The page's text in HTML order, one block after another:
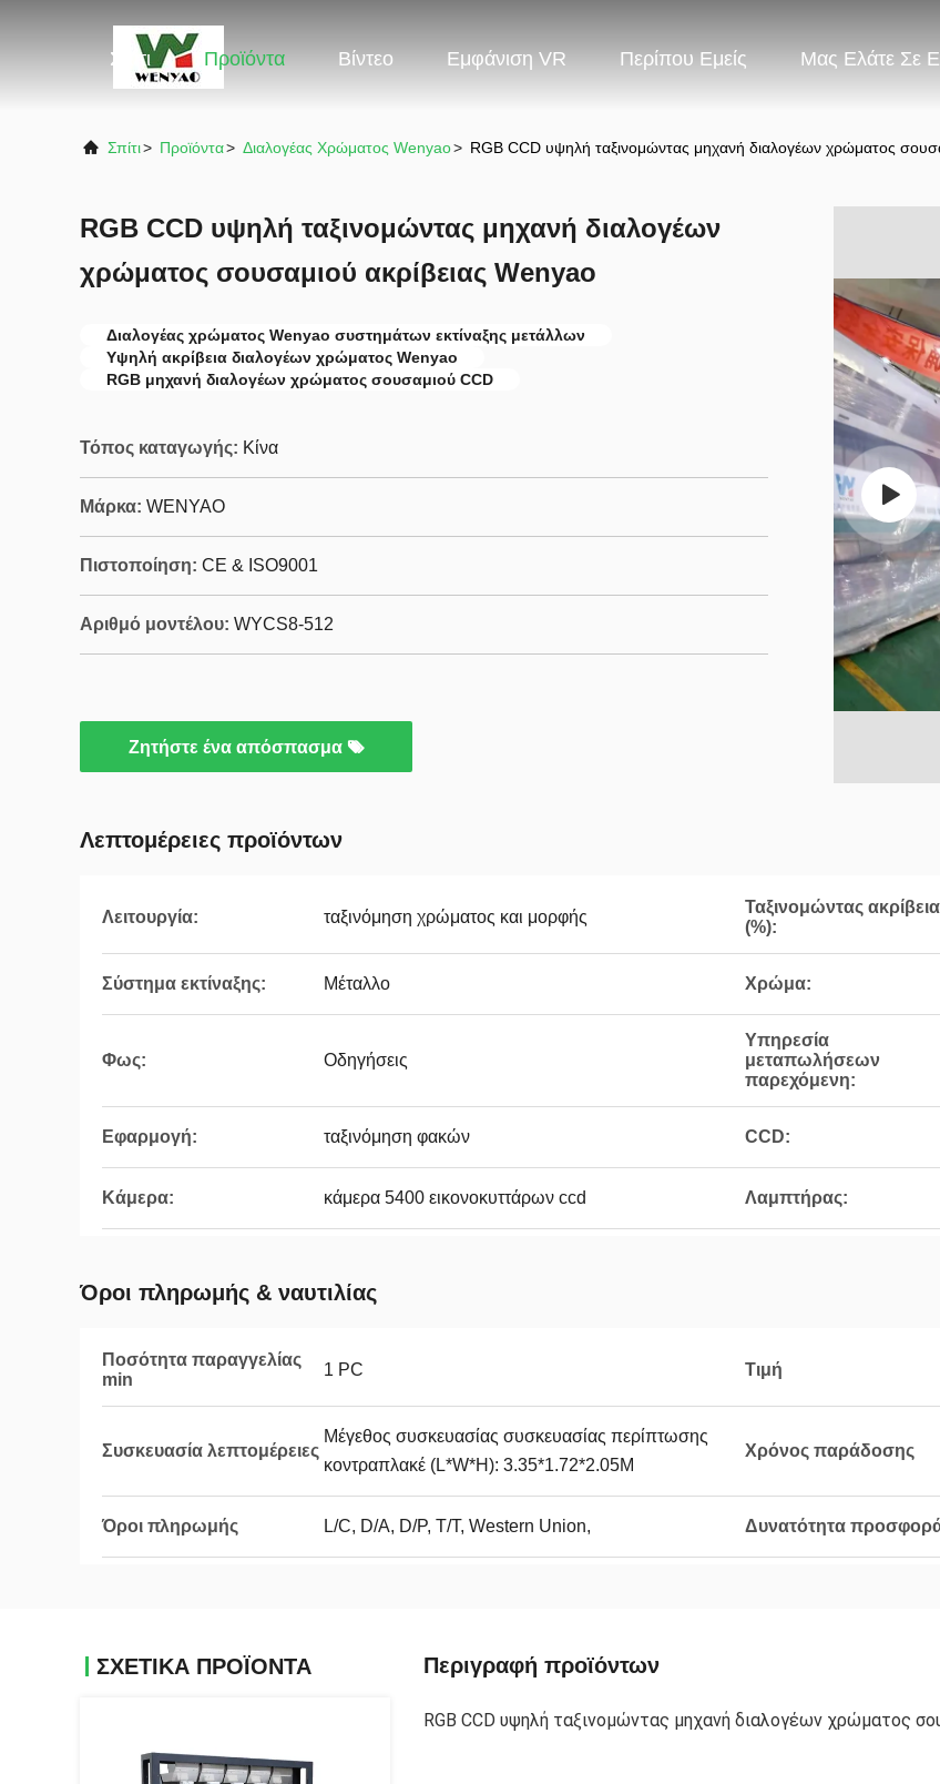
Σπίτι Προϊόντα Βίντεο Εμφάνιση VR Περίπου Εμείς Μας Ελάτε Σε
Σπίτι> Προϊόντα> Διαλογέας Χρώματος Wenyao> RGB CCD υψηλή ταξινομώντας μηχανή διαλογέων χρώματος
RGB CCD υψηλή ταξινομώντας μηχανή διαλογέων
χρώματος σουσαμιού ακρίβειας Wenyao
Διαλογέας χρώματος Wenyao συστημάτων εκτίναξης μετάλλων
Υψηλή ακρίβεια διαλογέων χρώματος Wenyao
RGB μηχανή διαλογέων χρώματος σουσαμιού CCD
Τόπος καταγωγής: Κίνα
Μάρκα: WENYAO
Πιστοποίηση: CE & ISO9001
Αριθμό μοντέλου: WYCS8-512
Ζητήστε ένα απόσπασμα
Λεπτομέρειες προϊόντων
Λειτουργία: ταξινόμηση χρώματος και μορφής
Ταξινομώντας ακρίβεια
(%):
Σύστημα εκτίναξης: Μέταλλο Χρώμα:
Φως: Οδηγήσεις
Υπηρεσία
μεταπωλήσεων
παρεχόμενη:
Εφαρμογή: ταξινόμηση φακών CCD:
Κάμερα: κάμερα 5400 εικονοκυττάρων ccd Λαμπτήρας:
Όροι πληρωμής & ναυτιλίας
Ποσότητα παραγγελίας
min
1 PC Τιμή
Συσκευασία λεπτομέρειες
Μέγεθος συσκευασίας συσκευασίας περίπτωσης
κοντραπλακέ (L*W*H): 3.35*1.72*2.05M
Χρόνος παράδοσης
Όροι πληρωμής L/C, D/A, D/P, T/T, Western Union, Δυνατότητα
ΣΧΕΤΙΚΑ ΠΡΟΪΟΝΤΑ Περιγραφή προϊόντων
RGB CCD υψηλή ταξινομώντας μηχανή διαλογέων χρώματος